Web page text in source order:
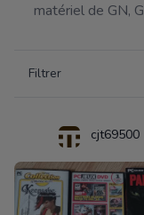
matériel de GN,
Filtrer
cjt69500